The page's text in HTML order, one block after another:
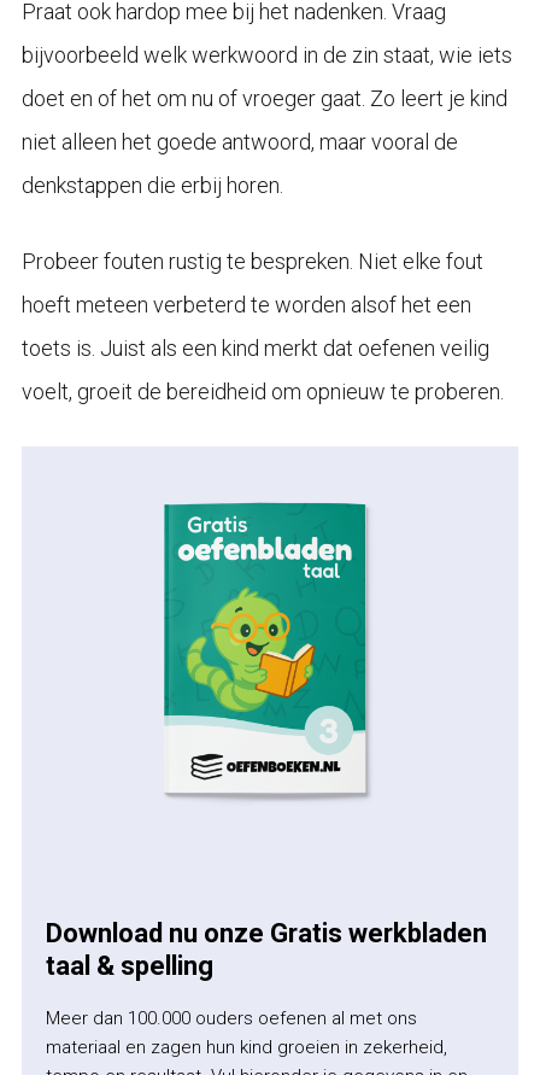
Praat ook hardop mee bij het nadenken. Vraag
bijvoorbeeld welk werkwoord in de zin staat, wie iets
doet en of het om nu of vroeger gaat. Zo leert je kind
niet alleen het goede antwoord, maar vooral de
denkstappen die erbij horen.
Probeer fouten rustig te bespreken. Niet elke fout
hoeft meteen verbeterd te worden alsof het een
toets is. Juist als een kind merkt dat oefenen veilig
voelt, groeit de bereidheid om opnieuw te proberen.
Download nu onze Gratis werkbladen
taal & spelling
Meer dan 100.000 ouders oefenen al met ons
materiaal en zagen hun kind groeien in zekerheid,